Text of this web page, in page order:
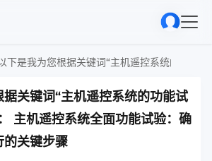
关键词“主机遥控系统的功能试
主机遥控系统全面功能试验：确
的关键步骤